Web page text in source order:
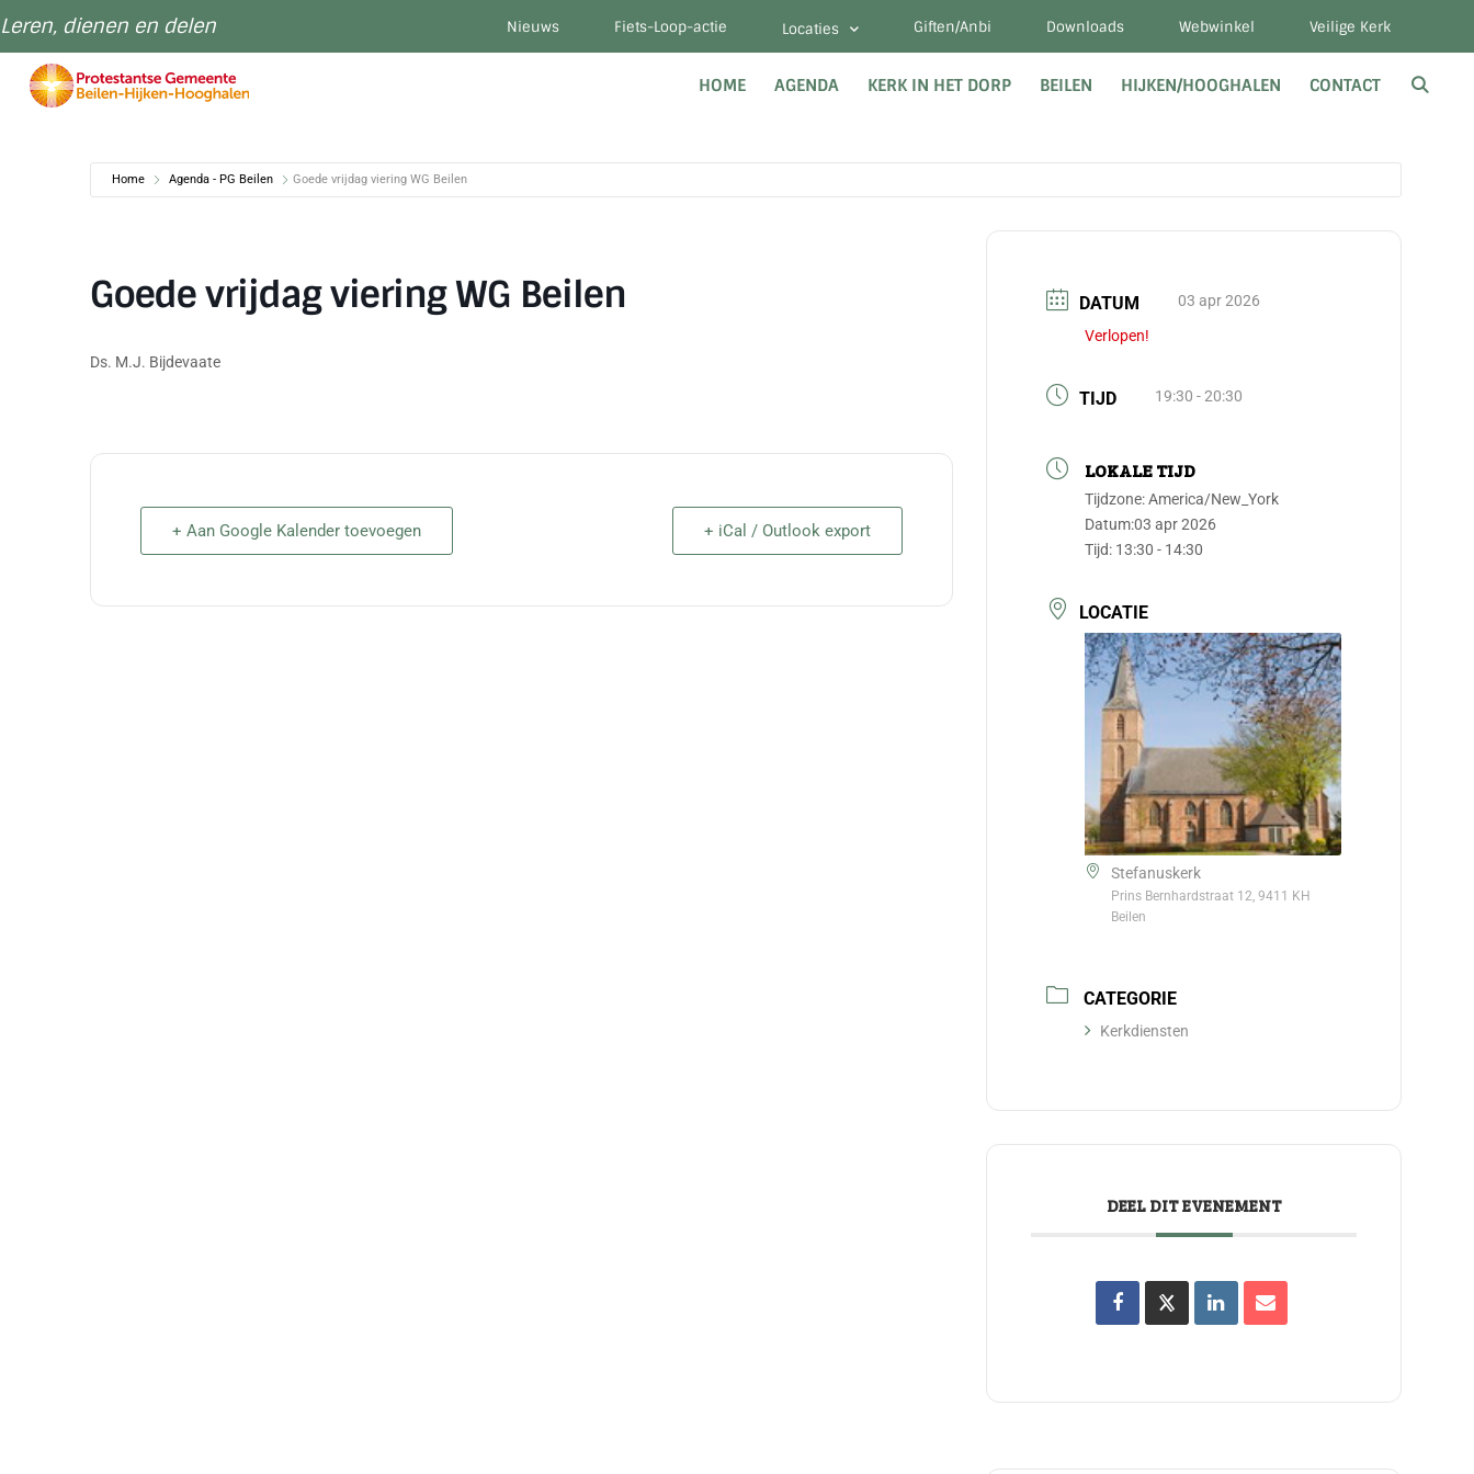
Leren, dienen en delen Nieuws Fiets-Loop-actie Locaties Giften/Anbi Downloads Webwinkel Veilige Kerk
HOME AGENDA KERK IN HET DORP BEILEN HIJKEN/HOOGHALEN CONTACT
Home Agenda - PG Beilen Goede vrijdag viering WG Beilen
Goede vrijdag viering WG Beilen
Ds. M.J. Bijdevaate
+ Aan Google Kalender toevoegen + iCal / Outlook export
DATUM
03 apr 2026
Verlopen!
TIJD 19:30 - 20:30
LOKALE TIJD
Tijdzone:America/New_York
Datum:03 apr 2026
Tijd: 13:30 - 14:30
LOCATIE
Stefanuskerk
Prins Bernhardstraat 12, 9411 KH
Beilen
CATEGORIE
Kerkdiensten
DEEL DIT EVENEMENT